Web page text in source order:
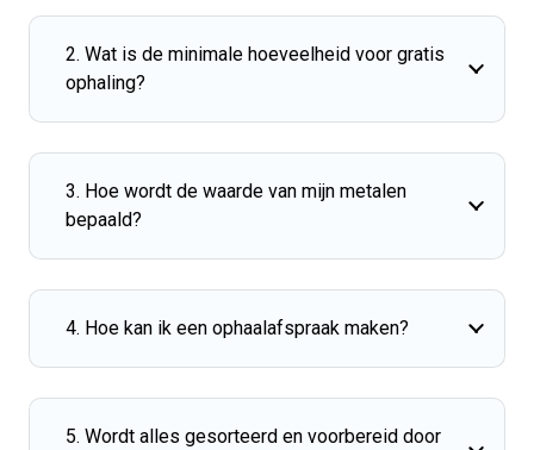
2. Wat is de minimale hoeveelheid voor gratis
ophaling?
3. Hoe wordt de waarde van mijn metalen
bepaald?
4. Hoe kan ik een ophaalafspraak maken?
5. Wordt alles gesorteerd en voorbereid door